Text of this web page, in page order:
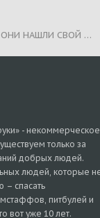
ПРИСТРОЕННЫЕ СОБАКИ: ОНИ НАШЛИ СВОЙ ДОМ!
- некоммерческое
только за
добрых людей.
людей, которые
– спасать
питбулей и
вот уже 10 лет.